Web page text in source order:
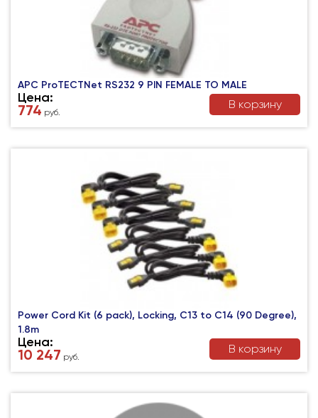
APC ProTECTNet RS232 9 PIN FEMALE TO MALE
Цена:
774 руб.
В корзину
Power Cord Kit (6 pack), Locking, C13 to C14 (90 Degree),
1.8m
Цена:
10 247 руб.
В корзину